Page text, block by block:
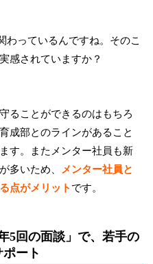
わっているんですね。そのこ
感されていますか？
ることができるのはもちろ
成部とのラインがあること
す。またメンター社員も新
多いため、 メンター社員と
点がメリット です。
5回の面談」で、若手の
ート